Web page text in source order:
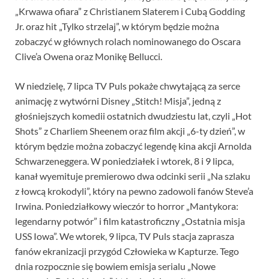
„Krwawa ofiara” z Christianem Slaterem i Cubą Godding
Jr. oraz hit „Tylko strzelaj”, w którym będzie można
zobaczyć w głównych rolach nominowanego do Oscara
Clive’a Owena oraz Monikę Bellucci.
W niedzielę, 7 lipca TV Puls pokaże chwytającą za serce
animację z wytwórni Disney „Stitch! Misja”, jedną z
głośniejszych komedii ostatnich dwudziestu lat, czyli „Hot
Shots” z Charliem Sheenem oraz film akcji „6-ty dzień”, w
którym będzie można zobaczyć legendę kina akcji Arnolda
Schwarzeneggera. W poniedziałek i wtorek, 8 i 9 lipca,
kanał wyemituje premierowo dwa odcinki serii „Na szlaku
z łowcą krokodyli”, który na pewno zadowoli fanów Steve’a
Irwina. Poniedziałkowy wieczór to horror „Mantykora:
legendarny potwór” i film katastroficzny „Ostatnia misja
USS Iowa”. We wtorek, 9 lipca, TV Puls stacja zaprasza
fanów ekranizacji przygód Człowieka w Kapturze. Tego
dnia rozpocznie się bowiem emisja serialu „Nowe